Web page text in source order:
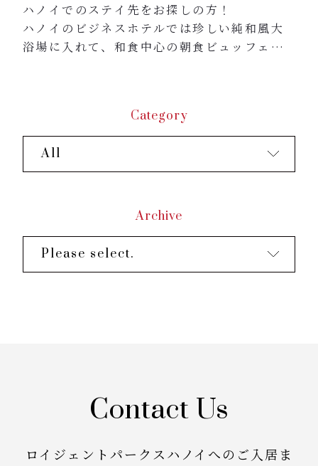
ハノイでのステイ先をお探しの方！
ハノイのビジネスホテルでは珍しい純和風大
浴場に入れて、和食中心の朝食ビュッフェを
豊富なお部屋タイプとプランをご用意してお
待ちしております。
🌻ご出張者向け：Smart Package
1,900,000VND～
Category
All
Archive
Please select.
Contact Us
ロイジェントパークスハノイへのご入居ま